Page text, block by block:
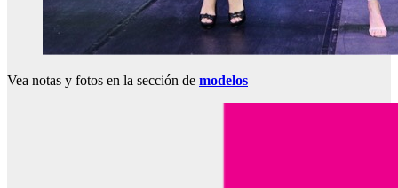
Vea notas y fotos en la sección de modelos